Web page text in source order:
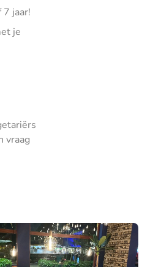
7 jaar!
je
vraag